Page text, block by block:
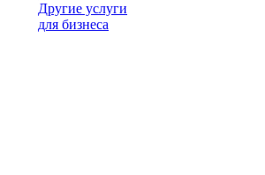
Другие услуги
для бизнеса